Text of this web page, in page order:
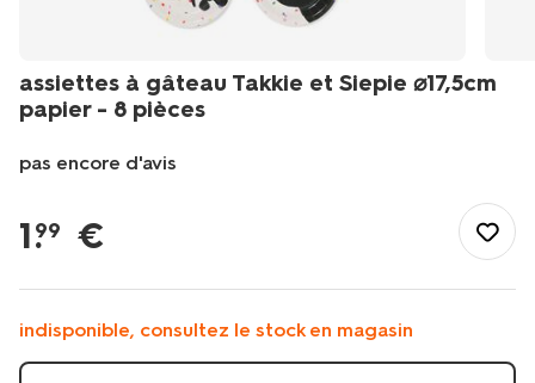
assiettes à gâteau Takkie et Siepie ⌀17,5cm
papier - 8 pièces
pas encore d'avis
fr/fete-
idees-
de-
fete/vaisselle-
jetable/assiettes-
carton/assiettes-
1.
99 €
indisponible, consultez le stock en magasin